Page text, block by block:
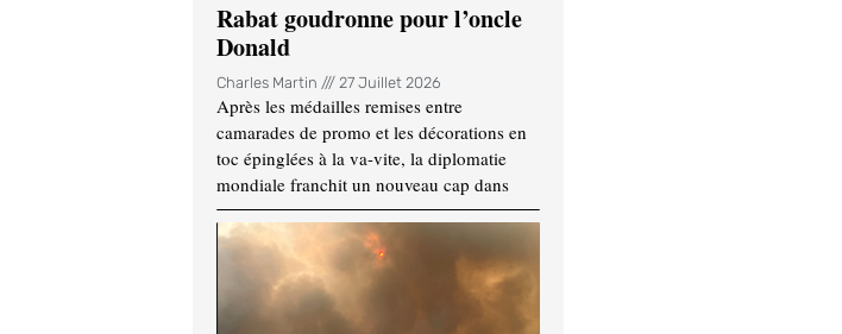
Rabat goudronne pour l’oncle
Donald
Charles Martin 27 Juillet 2026
Après les médailles remises entre
camarades de promo et les décorations en
toc épinglées à la va-vite, la diplomatie
mondiale franchit un nouveau cap dans